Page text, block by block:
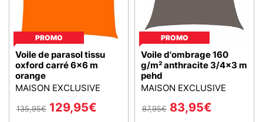
PROMO
Voile de parasol tissu
oxford carré 6x6 m
orange
MAISON EXCLUSIVE
135,95€ 129,95€
PROMO
Voile d'ombrage 160
g/m² anthracite 3/4x3 m
pehd
MAISON EXCLUSIVE
87,95€ 83,95€